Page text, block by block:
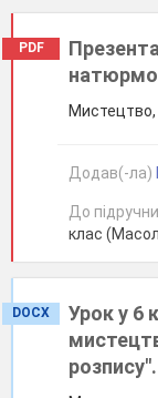
PDF
Мистецтво,
Додав(-ла)
До
клас
DOCX
Урок у 6
розпису".